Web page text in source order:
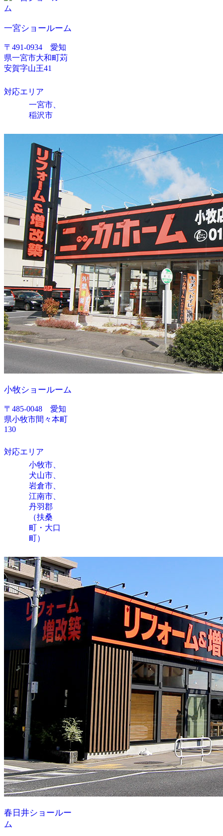
一宮ショールーム
〒491-0934 愛知
県一宮市大和町苅
安賀字山王41
対応エリア
一宮市、
稲沢市
小牧ショールーム
〒485-0048 愛知
県小牧市間々本町
130
対応エリア
小牧市、
犬山市、
岩倉市、
江南市、
丹羽郡
（扶桑
町・大口
町）
春日井ショールー
ム